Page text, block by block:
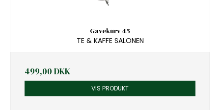
Gavekurv 45
TE & KAFFE SALONEN
499,00 DKK
VIS PRODUKT